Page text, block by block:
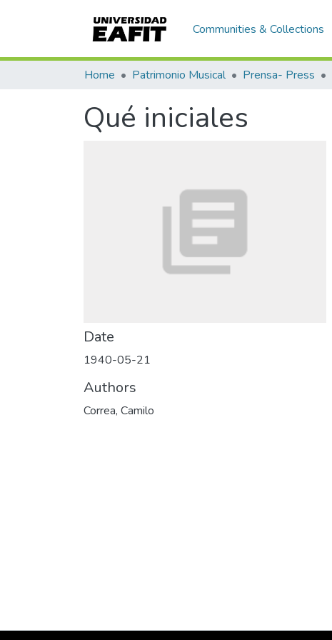
Communities & Collections
Home Patrimonio Musical Prensa- Press
Qué iniciales
Date
1940-05-21
Authors
Correa, Camilo